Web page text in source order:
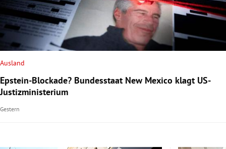
Untermenü
Untermenü
Untermenü
Ausland
Epstein-Blockade? Bundesstaat New Mexico klagt US-
Justizministerium
Gestern